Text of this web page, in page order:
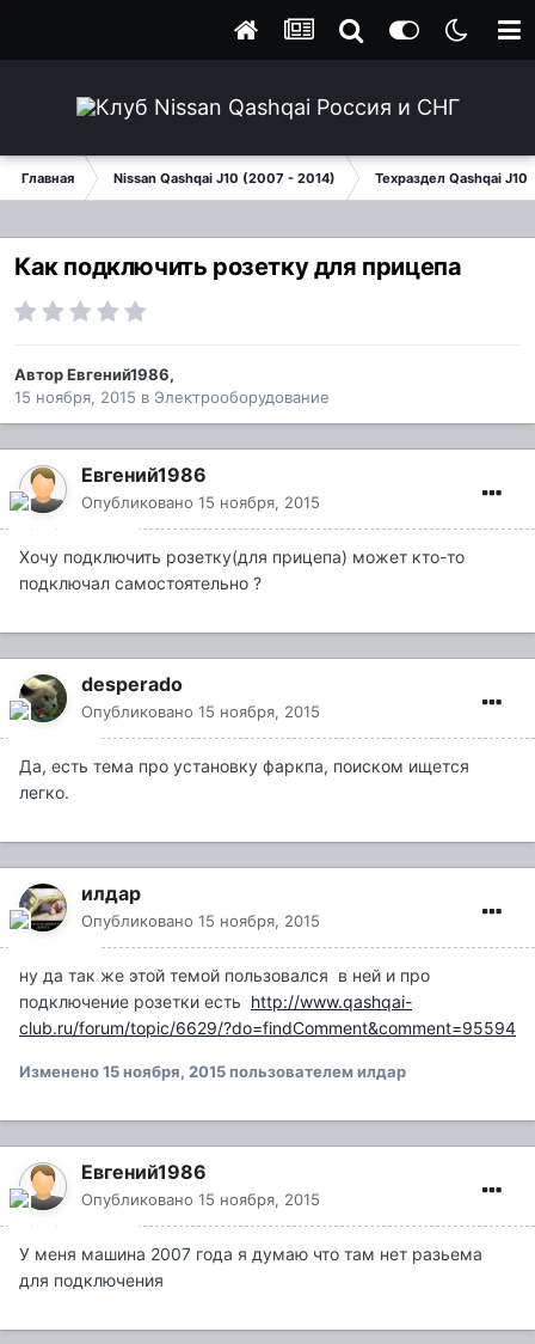
Главная Nissan Qashqai J10 (2007 - 2014) Техраздел Qashqai J10
Как подключить розетку для прицепа
АвторЕвгений1986,
15 ноября, 2015 в Электрооборудование
Евгений1986
Опубликовано 15 ноября, 2015
Хочу подключить розетку(для прицепа) может кто-то
подключал самостоятельно ?
desperado
Опубликовано 15 ноября, 2015
Да, есть тема про установку фаркпа, поиском ищется
легко.
илдар
Опубликовано 15 ноября, 2015
ну да так же этой темой пользовался в ней и про
подключение розетки есть http://www.qashqai-
club.ru/forum/topic/6629/?do=findComment&comment=95594
Изменено15 ноября, 2015пользователем илдар
Евгений1986
Опубликовано 15 ноября, 2015
У меня машина 2007 года я думаю что там нет разьема
для подключения